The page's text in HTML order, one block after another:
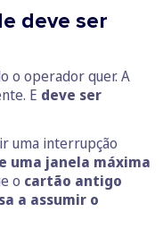
deve ser
o operador quer. A
E deve ser
uma interrupção
uma janela máxima
o cartão antigo
a assumir o